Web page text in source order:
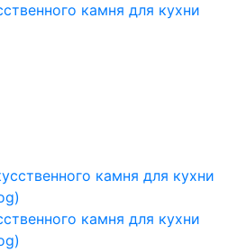
камня для кухни
камня для кухни